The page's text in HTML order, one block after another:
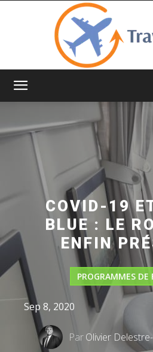
COVID-19
BLUE : LE
ENFIN
PROGRAMMES DE
Sep 8, 2020
ParOlivier